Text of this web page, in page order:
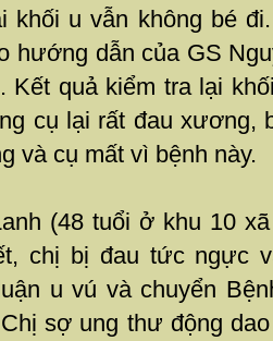
khối u vẫn không bé
hướng dẫn của GS
Kết quả kiểm tra lại
cụ lại rất đau xương,
và cụ mất vì bệnh này.
(48 tuổi ở khu 10
chị bị đau tức ngực
u vú và chuyển
sợ ung thư động